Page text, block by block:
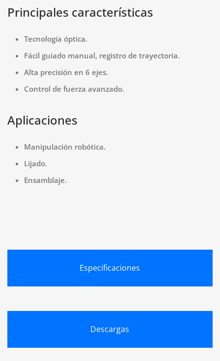
Especificaciones
Descargas
Principales características
Tecnología óptica.
Fácil guiado manual, registro de trayectoria.
Alta precisión en 6 ejes.
Control de fuerza avanzado.
Aplicaciones
Manipulación robótica.
Lijado.
Ensamblaje.